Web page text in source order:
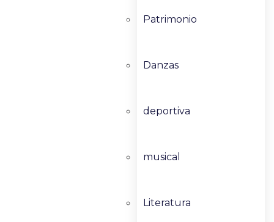
Patrimonio
Danzas
deportiva
musical
Literatura